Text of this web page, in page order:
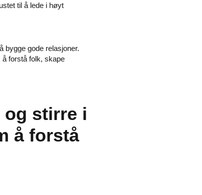
til å lede i høyt
bygge gode relasjoner.
forstå folk, skape
og stirre i
å forstå